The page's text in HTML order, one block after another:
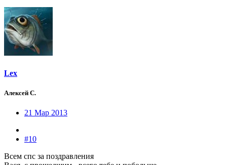
Lex
Алексей С.
21 Мар 2013
#10
Всем спс за поздравления